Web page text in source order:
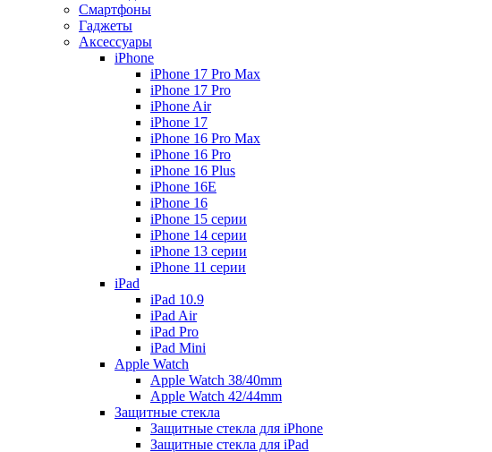
Смартфоны
Гаджеты
Аксессуары
iPhone
iPhone 17 Pro Max
iPhone 17 Pro
iPhone Air
iPhone 17
iPhone 16 Pro Max
iPhone 16 Pro
iPhone 16 Plus
iPhone 16E
iPhone 16
iPhone 15 серии
iPhone 14 серии
iPhone 13 серии
iPhone 11 серии
iPad
iPad 10.9
iPad Air
iPad Pro
iPad Mini
Apple Watch
Apple Watch 38/40mm
Apple Watch 42/44mm
Защитные стекла
Защитные стекла для iPhone
Защитные стекла для iPad